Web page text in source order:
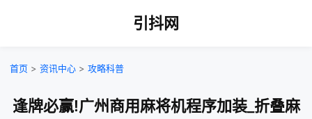
引抖网
首页 > 资讯中心 > 攻略科普
逢牌必赢!广州商用麻将机程序加装_折叠麻